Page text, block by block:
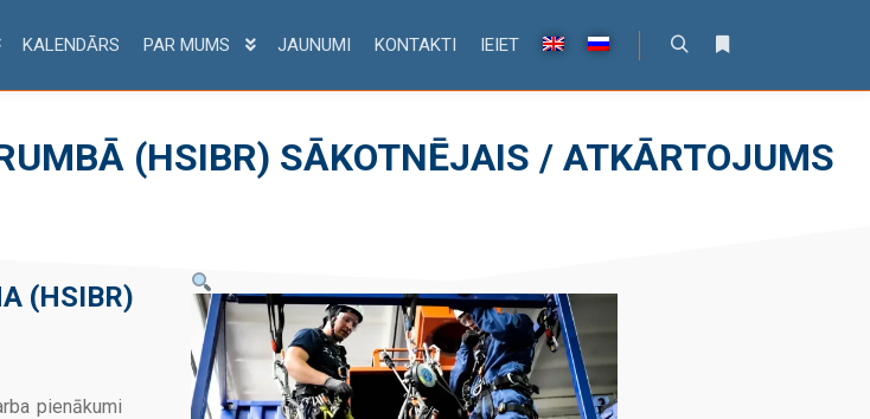
KALENDĀRS PAR MUMS JAUNUMI KONTAKTI IEIET
(HSIBR) SĀKOTNĒJAIS / ATKĀRTOJUMS
(HSIBR)
pienākumi